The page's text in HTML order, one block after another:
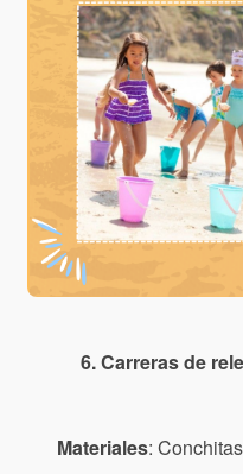
6. Carreras de
Materiales: